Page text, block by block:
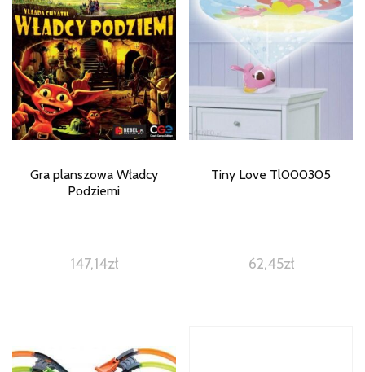
Gra planszowa Władcy
Podziemi
147,14zł
Tiny Love Tl000305
62,45zł